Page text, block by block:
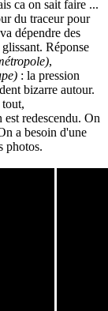
ca on sait faire ...
du traceur pour
dépendre des
Réponse
,
: la pression
bizarre autour.
redescendu. On
a besoin d'une
photos.